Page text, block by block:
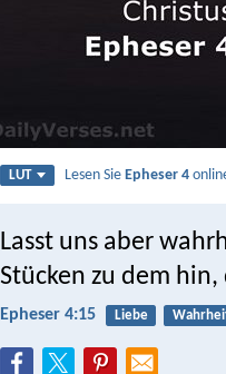
LUT Lesen SieEpheser 4
Lasst uns aber
Stücken zu dem
Epheser 4:15 Liebe